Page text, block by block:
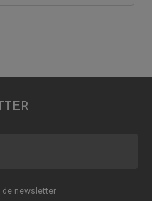
de newsletter